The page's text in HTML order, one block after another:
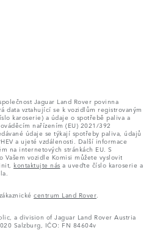
Jaguar Land Rover povinna
data vztahující se k vozidlům registrovaným
karoserie) a údaje o spotřebě paliva a
nařízením (EU) 2021/392
údaje se týkají spotřeby paliva, údajů
a ujeté vzdálenosti. Další informace
na internetových stránkách EU. S
vozidle Komisi můžete vyslovit
kontaktujte nás a uveďte číslo karoserie a
centrum Land Rover.
a division of Jaguar Land Rover Austria
Salzburg, IČO: FN 84604v